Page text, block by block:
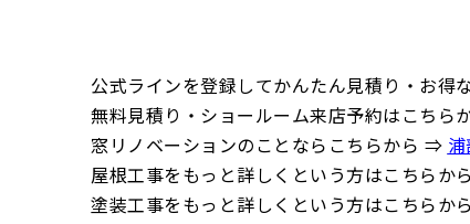
公式ラインを登録してかんたん見積り・お得
無料見積り・ショールーム来店予約はこちら
窓リノベーションのことならこちらから ⇒
屋根工事をもっと詳しくという方はこちらか
塗装工事をもっと詳しくという方はこちらか